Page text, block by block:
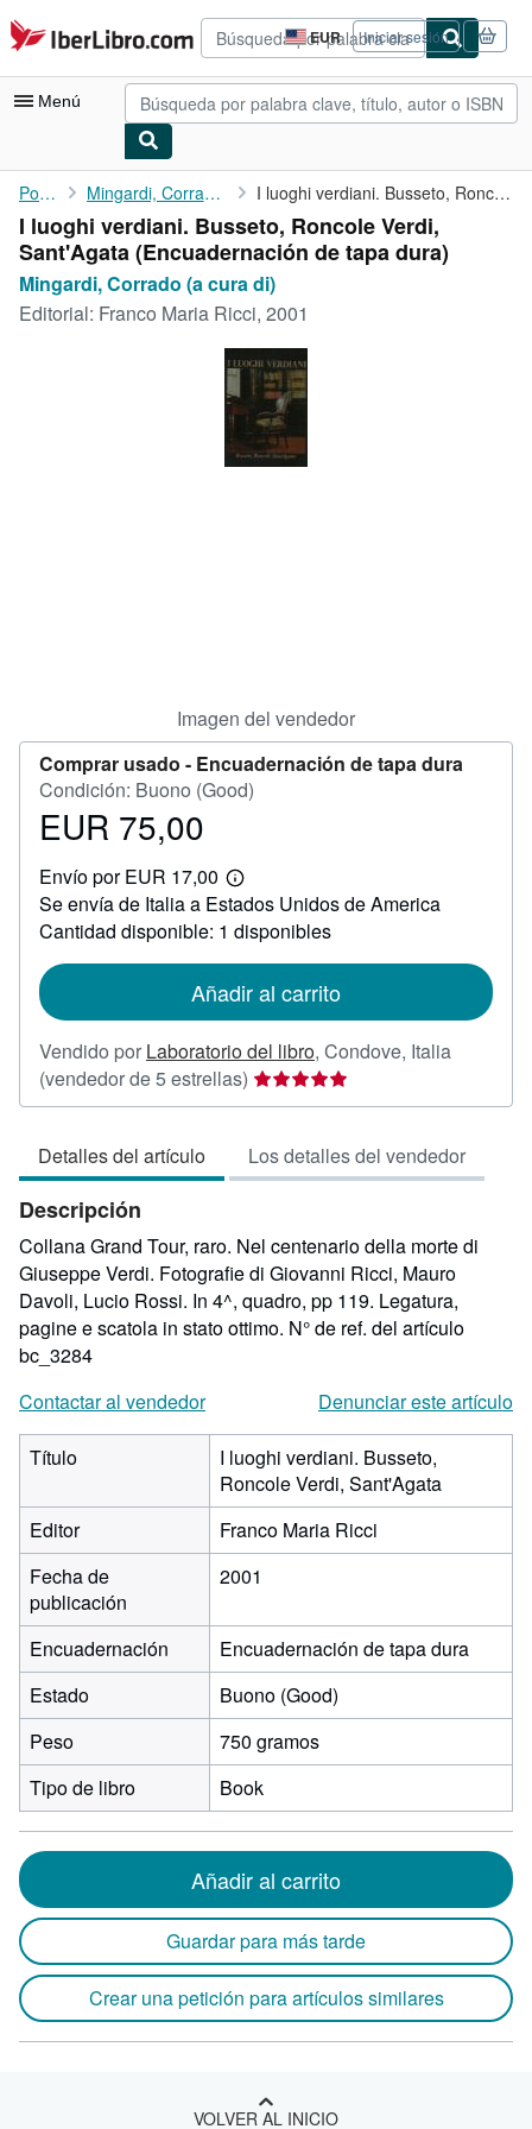
Pasar al contenido principal
IberLibro.com EUR
Preferencias
de
compra
del
Iniciar sesión
Menú
Mi cuenta
Consultar mis pedidos
Búsqueda avanzada
Colecciones
Portada Mingardi, Corrado (a cura di) I luoghi verdiani. Busseto, Roncole Verdi, Sant'Agata
I luoghi verdiani. Busseto, Roncole Verdi,
Sant'Agata (Encuadernación de tapa dura)
Mingardi, Corrado (a cura di)
Editorial: Franco Maria Ricci, 2001
Imagen del vendedor
Comprar usado - Encuadernación de tapa dura
Condición: Buono (Good)
Precio
75,00
EUR 75,00
Envío por EUR 17,00
Más
información
sobre
las
envío
Se envía de Italia a Estados Unidos de America
Cantidad disponible: 1 disponibles
Añadir al carrito
Vendido por Laboratorio del libro, Condove, Italia
(vendedor de 5 estrellas) Calificación
del
5
de
estrellas
Detalles del artículo Los detalles del vendedor
Descripción
Collana Grand Tour, raro. Nel centenario della morte di
Giuseppe Verdi. Fotografie di Giovanni Ricci, Mauro
Davoli, Lucio Rossi. In 4^, quadro, pp 119. Legatura,
pagine e scatola in stato ottimo. N° de ref. del artículo
bc_3284
Contactar al vendedor
Denunciar este artículo
Título
I luoghi verdiani. Busseto,
Roncole Verdi, Sant'Agata
Editor
Franco Maria Ricci
Fecha de
publicación
2001
Encuadernación
Encuadernación de tapa dura
Estado
Buono (Good)
Peso
750 gramos
Tipo de libro
Book
Añadir al carrito
Guardar para más tarde
Crear una petición para artículos similares
VOLVER AL INICIO